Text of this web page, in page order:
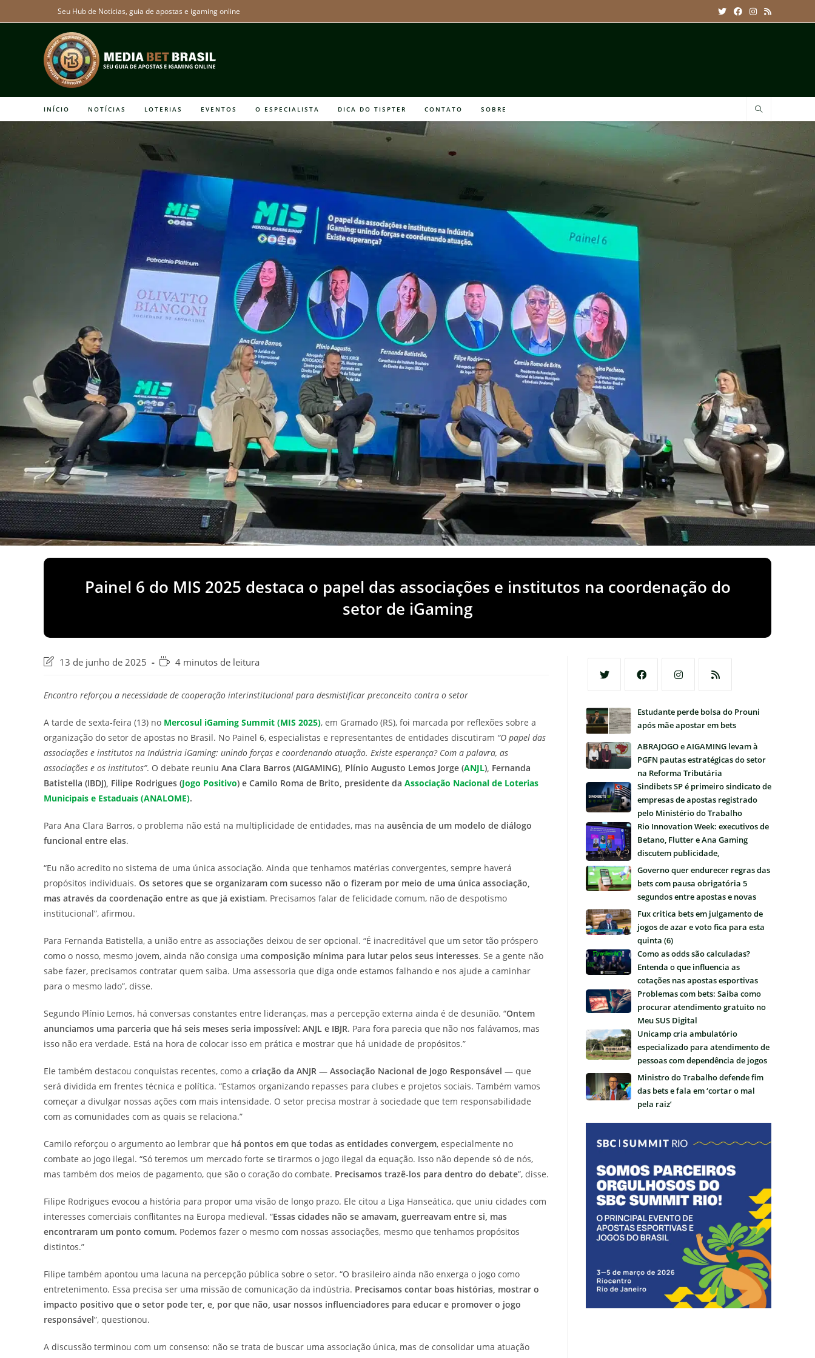
para
Seu Hub de Notícias, guia de apostas e igaming online
INÍCIO NOTÍCIAS LOTERIAS EVENTOS O ESPECIALISTA DICA DO TISPTER CONTATO SOBRE
Painel 6 do MIS 2025 destaca o papel das associações e institutos na coordenação do
setor de iGaming
Última
post:
13 de junho de 2025
Tempo4 minutos de leitura
Encontro reforçou a necessidade de cooperação interinstitucional para desmistificar preconceito contra o setor
A tarde de sexta-feira (13) no Mercosul iGaming Summit (MIS 2025), em Gramado (RS), foi marcada por reflexões sobre a
organização do setor de apostas no Brasil. No Painel 6, especialistas e representantes de entidades discutiram “O papel das
associações e institutos na Indústria iGaming: unindo forças e coordenando atuação. Existe esperança? Com a palavra, as
associações e os institutos”. O debate reuniu Ana Clara Barros (AIGAMING), Plínio Augusto Lemos Jorge (ANJL), Fernanda
Batistella (IBDJ), Filipe Rodrigues (Jogo Positivo) e Camilo Roma de Brito, presidente da Associação Nacional de Loterias
Municipais e Estaduais (ANALOME).
Para Ana Clara Barros, o problema não está na multiplicidade de entidades, mas na ausência de um modelo de diálogo
funcional entre elas.
“Eu não acredito no sistema de uma única associação. Ainda que tenhamos matérias convergentes, sempre haverá
propósitos individuais. Os setores que se organizaram com sucesso não o fizeram por meio de uma única associação,
mas através da coordenação entre as que já existiam. Precisamos falar de felicidade comum, não de despotismo
institucional”, afirmou.
Para Fernanda Batistella, a união entre as associações deixou de ser opcional. “É inacreditável que um setor tão próspero
como o nosso, mesmo jovem, ainda não consiga uma composição mínima para lutar pelos seus interesses. Se a gente não
sabe fazer, precisamos contratar quem saiba. Uma assessoria que diga onde estamos falhando e nos ajude a caminhar
para o mesmo lado”, disse.
Segundo Plínio Lemos, há conversas constantes entre lideranças, mas a percepção externa ainda é de desunião. “Ontem
anunciamos uma parceria que há seis meses seria impossível: ANJL e IBJR. Para fora parecia que não nos falávamos, mas
isso não era verdade. Está na hora de colocar isso em prática e mostrar que há unidade de propósitos.”
Ele também destacou conquistas recentes, como a criação da ANJR — Associação Nacional de Jogo Responsável — que
será dividida em frentes técnica e política. “Estamos organizando repasses para clubes e projetos sociais. Também vamos
começar a divulgar nossas ações com mais intensidade. O setor precisa mostrar à sociedade que tem responsabilidade
com as comunidades com as quais se relaciona.”
Camilo reforçou o argumento ao lembrar que há pontos em que todas as entidades convergem, especialmente no
combate ao jogo ilegal. “Só teremos um mercado forte se tirarmos o jogo ilegal da equação. Isso não depende só de nós,
mas também dos meios de pagamento, que são o coração do combate. Precisamos trazê-los para dentro do debate”, disse.
Filipe Rodrigues evocou a história para propor uma visão de longo prazo. Ele citou a Liga Hanseática, que uniu cidades com
interesses comerciais conflitantes na Europa medieval. “Essas cidades não se amavam, guerreavam entre si, mas
encontraram um ponto comum. Podemos fazer o mesmo com nossas associações, mesmo que tenhamos propósitos
distintos.”
Filipe também apontou uma lacuna na percepção pública sobre o setor. “O brasileiro ainda não enxerga o jogo como
entretenimento. Essa precisa ser uma missão de comunicação da indústria. Precisamos contar boas histórias, mostrar o
impacto positivo que o setor pode ter, e, por que não, usar nossos influenciadores para educar e promover o jogo
responsável”, questionou.
A discussão terminou com um consenso: não se trata de buscar uma associação única, mas de consolidar uma atuação
em
uma
nova
aba
em
uma
nova
aba
em
uma
nova
aba
em
uma
nova
aba
Estudante perde bolsa do Prouni
após mãe apostar em bets
ABRAJOGO e AIGAMING levam à
PGFN pautas estratégicas do setor
na Reforma Tributária
Sindibets SP é primeiro sindicato de
empresas de apostas registrado
pelo Ministério do Trabalho
Rio Innovation Week: executivos de
Betano, Flutter e Ana Gaming
discutem publicidade,
regulamentação e futuro das bets
no Brasil
Governo quer endurecer regras das
bets com pausa obrigatória 5
segundos entre apostas e novas
restrições
Fux critica bets em julgamento de
jogos de azar e voto fica para esta
quinta (6)
Como as odds são calculadas?
Entenda o que influencia as
cotações nas apostas esportivas
Problemas com bets: Saiba como
procurar atendimento gratuito no
Meu SUS Digital
Unicamp cria ambulatório
especializado para atendimento de
pessoas com dependência de jogos
e apostas
Ministro do Trabalho defende fim
das bets e fala em ‘cortar o mal
pela raiz’